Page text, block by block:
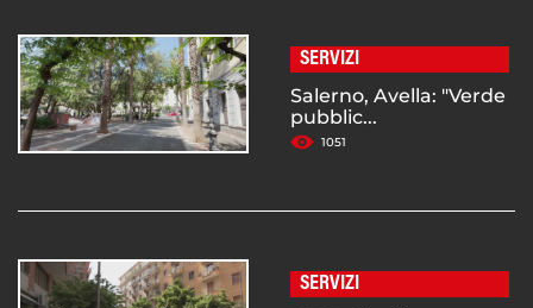
SERVIZI
Salerno, Avella: "Verde
pubblic...
1051
SERVIZI